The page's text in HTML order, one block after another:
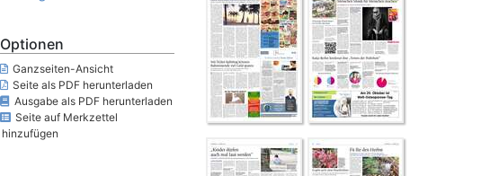
Optionen
Ganzseiten-Ansicht
Seite als PDF herunterladen
Ausgabe als PDF herunterladen
Seite auf Merkzettel
hinzufügen